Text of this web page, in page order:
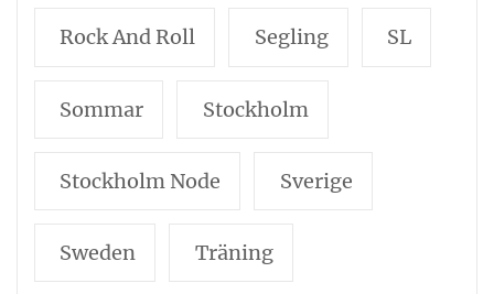
Rock And Roll Segling SL
Sommar Stockholm
Stockholm Node Sverige
Sweden Träning